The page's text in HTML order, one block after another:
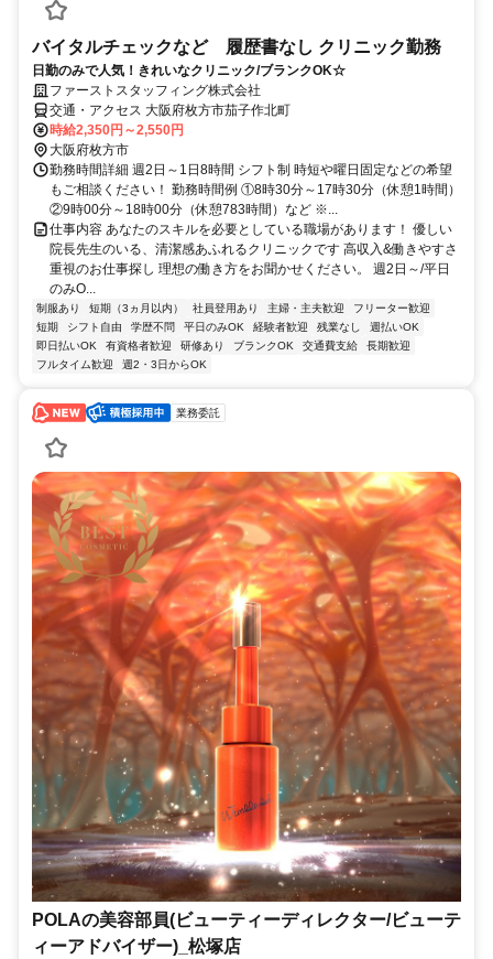
バイタルチェックなど 履歴書なし クリニック勤務
日勤のみで人気！きれいなクリニック/ブランクOK☆
ファーストスタッフィング株式会社
交通・アクセス 大阪府枚方市茄子作北町
時給2,350円～2,550円
大阪府枚方市
勤務時間詳細 週2日～1日8時間 シフト制 時短や曜日固定などの希望
もご相談ください！ 勤務時間例 ①8時30分～17時30分（休憩1時間）
②9時00分～18時00分（休憩783時間）など ※...
仕事内容 あなたのスキルを必要としている職場があります！ 優しい
院長先生のいる、清潔感あふれるクリニックです 高収入&働きやすさ
重視のお仕事探し 理想の働き方をお聞かせください。 週2日～/平日
のみO...
制服あり 短期（3ヵ月以内） 社員登用あり 主婦・主夫歓迎
フリーター歓迎
短期
シフト自由 学歴不問 平日のみOK 経験者歓迎 残業なし
週払いOK
即日払いOK
有資格者歓迎 研修あり ブランクOK 交通費支給
長期歓迎
フルタイム歓迎
週2・3日からOK
業務委託
POLAの美容部員(ビューティーディレクター/ビューテ
ィーアドバイザー)_松塚店